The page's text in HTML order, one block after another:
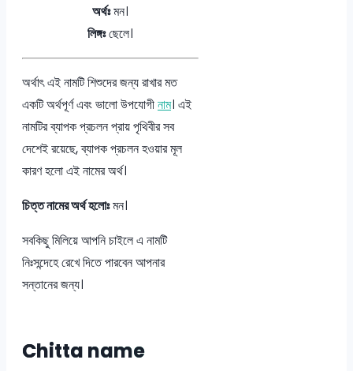
অর্থঃমন।
লিঙ্গঃছেলে।
অর্থাৎ এই নামটি শিশুদের জন্য রাখার মত
একটি অর্থপূর্ণ এবং ভালো উপযোগীনাম। এই
নামটির ব্যাপক প্রচলন প্রায় পৃথিবীর সব
দেশেই রয়েছে, ব্যাপক প্রচলন হওয়ার মূল
কারণ হলো এই নামের অর্থ।
চিত্ত নামের অর্থ হলোঃমন।
সবকিছু মিলিয়ে আপনি চাইলে এ নামটি
নিঃসন্দেহে রেখে দিতে পারবেন আপনার
সন্তানের জন্য।
Chitta name